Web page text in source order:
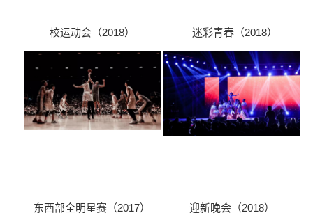
校运动会（2018） 迷彩青春（2018）
东西部全明星赛（2017） 迎新晚会（2018）